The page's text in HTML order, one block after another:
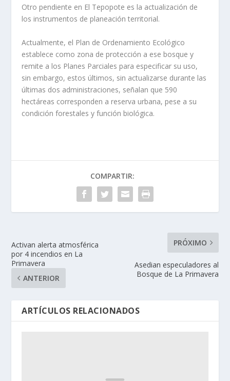
Otro pendiente en El Tepopote es la actualización de
los instrumentos de planeación territorial.
Actualmente, el Plan de Ordenamiento Ecológico
establece como zona de protección a ese bosque y
remite a los Planes Parciales para especificar su uso,
sin embargo, estos últimos, sin actualizarse durante las
últimas dos administraciones, señalan que 590
hectáreas corresponden a reserva urbana, pese a su
condición forestales y función biológica.
COMPARTIR:
Activan alerta atmosférica
por 4 incendios en La
Primavera
ANTERIOR
PRÓXIMO
Asedian especuladores al
Bosque de La Primavera
ARTÍCULOS RELACIONADOS